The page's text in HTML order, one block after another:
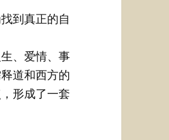
到真正的自
、爱情、事
道和西方的
形成了一套